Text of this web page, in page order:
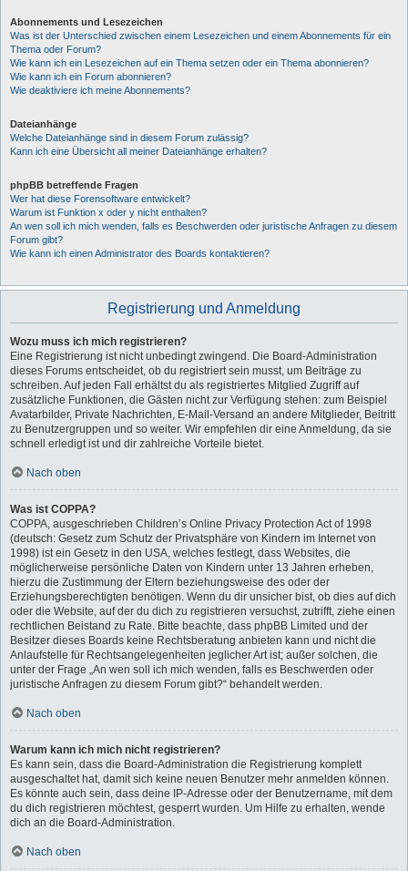
Abonnements und Lesezeichen
Was ist der Unterschied zwischen einem Lesezeichen und einem Abonnements für ein
Thema oder Forum?
Wie kann ich ein Lesezeichen auf ein Thema setzen oder ein Thema abonnieren?
Wie kann ich ein Forum abonnieren?
Wie deaktiviere ich meine Abonnements?
Dateianhänge
Welche Dateianhänge sind in diesem Forum zulässig?
Kann ich eine Übersicht all meiner Dateianhänge erhalten?
phpBB betreffende Fragen
Wer hat diese Forensoftware entwickelt?
Warum ist Funktion x oder y nicht enthalten?
An wen soll ich mich wenden, falls es Beschwerden oder juristische Anfragen zu diesem
Forum gibt?
Wie kann ich einen Administrator des Boards kontaktieren?
Registrierung und Anmeldung
Wozu muss ich mich registrieren?
Eine Registrierung ist nicht unbedingt zwingend. Die Board-Administration
dieses Forums entscheidet, ob du registriert sein musst, um Beiträge zu
schreiben. Auf jeden Fall erhältst du als registriertes Mitglied Zugriff auf
zusätzliche Funktionen, die Gästen nicht zur Verfügung stehen: zum Beispiel
Avatarbilder, Private Nachrichten, E-Mail-Versand an andere Mitglieder, Beitritt
zu Benutzergruppen und so weiter. Wir empfehlen dir eine Anmeldung, da sie
schnell erledigt ist und dir zahlreiche Vorteile bietet.
Nach oben
Was ist COPPA?
COPPA, ausgeschrieben Children’s Online Privacy Protection Act of 1998
(deutsch: Gesetz zum Schutz der Privatsphäre von Kindern im Internet von
1998) ist ein Gesetz in den USA, welches festlegt, dass Websites, die
möglicherweise persönliche Daten von Kindern unter 13 Jahren erheben,
hierzu die Zustimmung der Eltern beziehungsweise des oder der
Erziehungsberechtigten benötigen. Wenn du dir unsicher bist, ob dies auf dich
oder die Website, auf der du dich zu registrieren versuchst, zutrifft, ziehe einen
rechtlichen Beistand zu Rate. Bitte beachte, dass phpBB Limited und der
Besitzer dieses Boards keine Rechtsberatung anbieten kann und nicht die
Anlaufstelle für Rechtsangelegenheiten jeglicher Art ist; außer solchen, die
unter der Frage „An wen soll ich mich wenden, falls es Beschwerden oder
juristische Anfragen zu diesem Forum gibt?“ behandelt werden.
Nach oben
Warum kann ich mich nicht registrieren?
Es kann sein, dass die Board-Administration die Registrierung komplett
ausgeschaltet hat, damit sich keine neuen Benutzer mehr anmelden können.
Es könnte auch sein, dass deine IP-Adresse oder der Benutzername, mit dem
du dich registrieren möchtest, gesperrt wurden. Um Hilfe zu erhalten, wende
dich an die Board-Administration.
Nach oben